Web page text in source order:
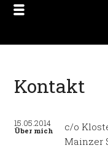
Kontakt
15.05.2014
Über mich
c/o
Mainzer